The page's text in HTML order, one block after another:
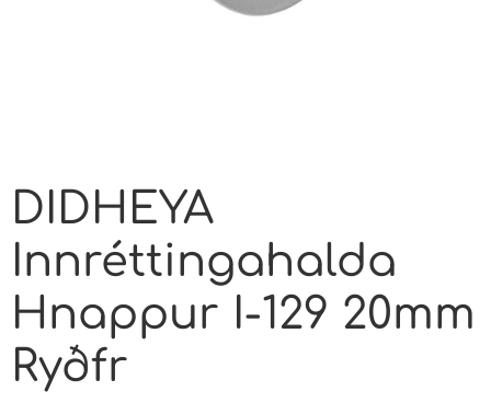
DIDHEYA
Innréttingahalda
Hnappur I-129 20mm
Ryðfr